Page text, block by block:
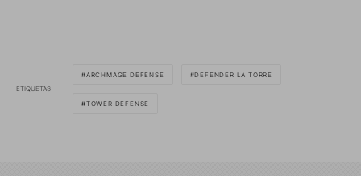
ETIQUETAS
ARCHMAGE DEFENSE DEFENDER LA TORRE
TOWER DEFENSE